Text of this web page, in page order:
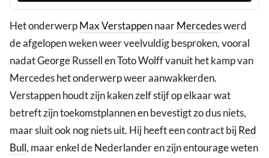
Het onderwerpMax VerstappennaarMercedeswerd
de afgelopen weken weer veelvuldig besproken, vooral
nadat George Russell en Toto Wolff vanuit het kamp van
Mercedes het onderwerp weer aanwakkerden.
Verstappen houdt zijn kaken zelf stijf op elkaar wat
betreft zijn toekomstplannen en bevestigt zo dus niets,
maar sluit ook nog niets uit. Hij heeft een contract bijRed
Bull, maar enkel de Nederlander en zijn entourage weten